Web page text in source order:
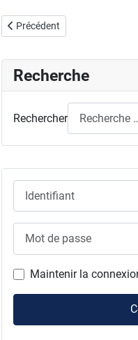
Maintenir la
Article précédent : Stage M2
Précédent
Recherche
Rechercher